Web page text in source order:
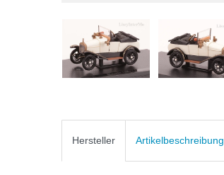
Hersteller Artikelbeschreibung